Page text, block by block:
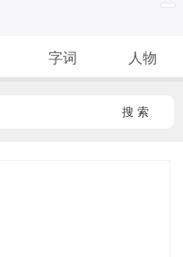
字词 人物
搜 索